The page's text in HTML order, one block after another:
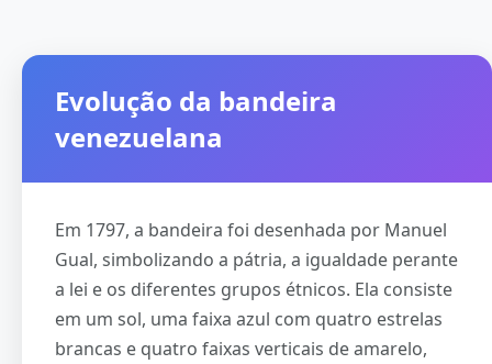
Evolução da bandeira
venezuelana
Em 1797, a bandeira foi desenhada por Manuel
Gual, simbolizando a pátria, a igualdade perante
a lei e os diferentes grupos étnicos. Ela consiste
em um sol, uma faixa azul com quatro estrelas
brancas e quatro faixas verticais de amarelo,